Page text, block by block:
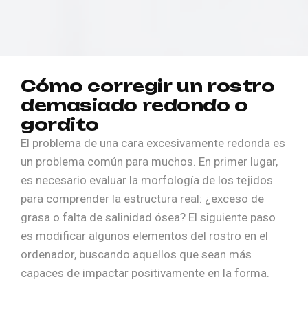
Cómo corregir un rostro
demasiado redondo o
gordito
El problema de una cara excesivamente redonda es
un problema común para muchos. En primer lugar,
es necesario evaluar la morfología de los tejidos
para comprender la estructura real: ¿exceso de
grasa o falta de salinidad ósea? El siguiente paso
es modificar algunos elementos del rostro en el
ordenador, buscando aquellos que sean más
capaces de impactar positivamente en la forma.